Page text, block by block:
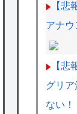
【悲
アナウ
【悲
グリ
ない